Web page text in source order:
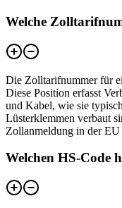
Welche
Die Zolltarifnummer für
Diese Position erfasst
und Kabel, wie sie
Lüsterklemmen verbaut
Zollanmeldung in der
Welchen HS-Code